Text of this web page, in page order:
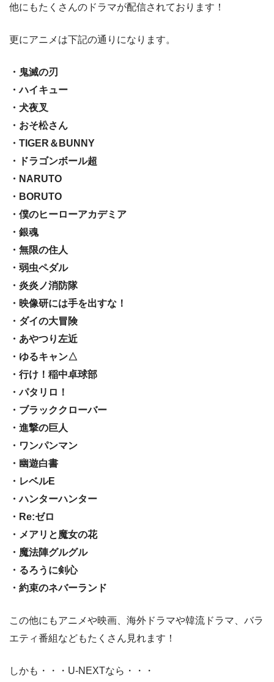
他にもたくさんのドラマが配信されております！
更にアニメは下記の通りになります。
・鬼滅の刃
・ハイキュー
・犬夜叉
・おそ松さん
・TIGER＆BUNNY
・ドラゴンボール超
・NARUTO
・BORUTO
・僕のヒーローアカデミア
・銀魂
・無限の住人
・弱虫ペダル
・炎炎ノ消防隊
・映像研には手を出すな！
・ダイの大冒険
・あやつり左近
・ゆるキャン△
・行け！稲中卓球部
・パタリロ！
・ブラッククローバー
・進撃の巨人
・ワンパンマン
・幽遊白書
・レベルE
・ハンターハンター
・Re:ゼロ
・メアリと魔女の花
・魔法陣グルグル
・るろうに剣心
・約束のネバーランド
この他にもアニメや映画、海外ドラマや韓流ドラマ、バラ
エティ番組などもたくさん見れます！
しかも・・・U-NEXTなら・・・